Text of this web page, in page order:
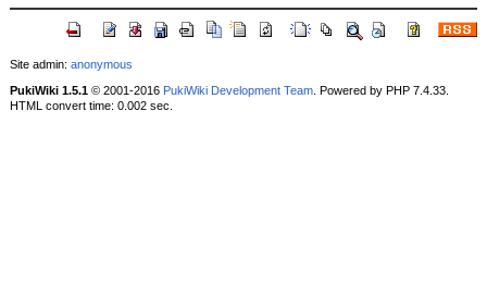
Site admin: anonymous
PukiWiki 1.5.1© 2001-2016 PukiWiki Development Team. Powered by PHP 7.4.33.
HTML convert time: 0.002 sec.